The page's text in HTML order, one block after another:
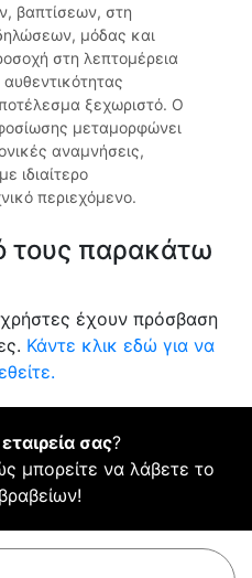
βαπτίσεων, στη
μόδας και
στη λεπτομέρεια
ξεχωριστό. Ο
μεταμορφώνει
αναμνήσεις,
ιδιαίτερο
περιεχόμενο.
τους παρακάτω
έχουν πρόσβαση
Κάντε κλικ εδώ για να
σας?
μπορείτε να λάβετε το